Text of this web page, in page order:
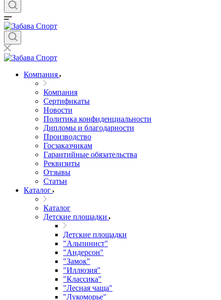
Компания
Компания
Сертификаты
Новости
Политика конфиденциальности
Дипломы и благодарности
Производство
Госзаказчикам
Гарантийные обязательства
Реквизиты
Отзывы
Статьи
Каталог
Каталог
Детские площадки
Детские площадки
"Альпинист"
"Андерсон"
"Замок"
"Иллюзия"
"Классика"
"Лесная чаща"
"Лукоморье"